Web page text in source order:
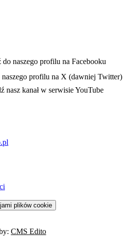
się w nowej karcie
do naszego profilu na Facebooku
karcie
naszego profilu na X (dawniej Twitter)
się w nowej karcie
nasz kanał w serwisie YouTube
plików cookie
CMS Edito